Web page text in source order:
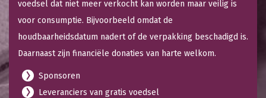
voedsel dat niet meer verkocht kan worden maar veilig is
voor consumptie. Bijvoorbeeld omdat de
houdbaarheidsdatum nadert of de verpakking beschadigd is.
Daarnaast zijn financiële donaties van harte welkom.
Sponsoren
Leveranciers van gratis voedsel